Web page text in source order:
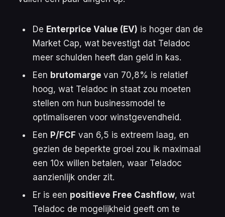
De Enterprice Value (EV) is hoger dan de
Market Cap, wat bevestigt dat Teladoc
meer schulden heeft dan geld in kas.
Een brutomarge van 70,8% is relatief
hoog, wat Teladoc in staat zou moeten
stellen om hun businessmodel te
optimaliseren voor winstgevendheid.
Een P/FCF van 6,5 is extreem laag, en
gezien de beperkte groei zou ik maximaal
een 10x willen betalen, waar Teladoc
aanzienlijk onder zit.
Er is een positieve Free Cashflow, wat
Teladoc de mogelijkheid geeft om te